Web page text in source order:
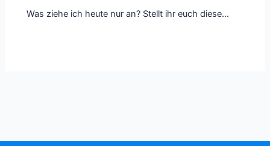
Was ziehe ich heute nur an? Stellt ihr euch diese…